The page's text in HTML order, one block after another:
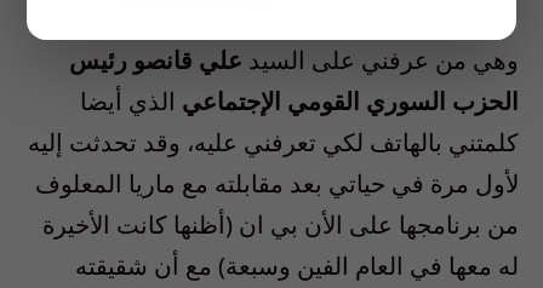
وهي من عرفني على السيد علي قانصو رئيس
الحزب السوري القومي الإجتماعي الذي أيضا
كلمتني بالهاتف لكي تعرفني عليه، وقد تحدثت إليه
لأول مرة في حياتي بعد مقابلته مع ماريا المعلوف
من برنامجها على الأن بي ان (أظنها كانت الأخيرة
له معها في العام الفين وسبعة) مع أن شقيقته